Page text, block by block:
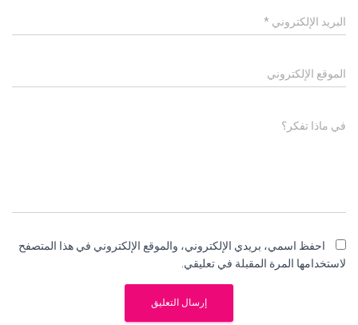
البريد الإلكتروني *
الموقع الإلكتروني
في ماذا تفكر؟
احفظ اسمي، بريدي الإلكتروني، والموقع الإلكتروني في هذا المتصفح
لاستخدامها المرة المقبلة في تعليقي.